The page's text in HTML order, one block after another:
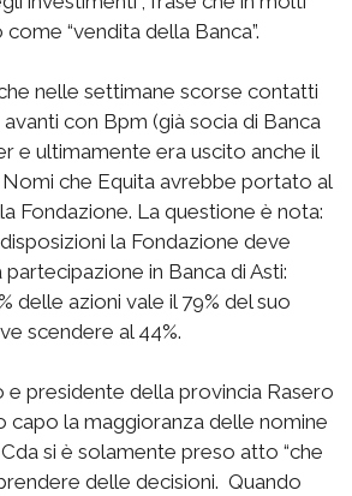
“vendita della Banca”.
nelle settimane scorse contatti
con Bpm (già socia di Banca
e ultimamente era uscito anche il
che Equita avrebbe portato al
Fondazione. La questione è nota:
la Fondazione deve
in Banca di Asti:
delle azioni vale il 79% del suo
scendere al 44%.
e presidente della provincia Rasero
capo la maggioranza delle nomine
si è solamente preso atto “che
delle decisioni. Quando